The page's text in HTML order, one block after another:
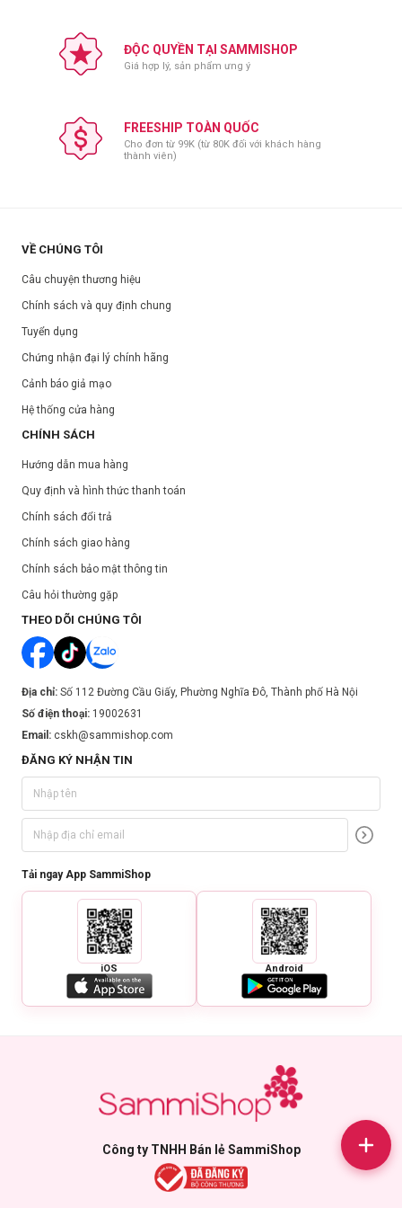
Ngày sản xuất:
ĐỘC QUYỀN TẠI SAMMISHOP
Giá hợp lý, sản phẩm ưng ý
FREESHIP TOÀN QUỐC
Cho đơn từ 99K (từ 80K đối với khách hàng
thành viên)
VỀ CHÚNG TÔI
Câu chuyện thương hiệu
Chính sách và quy định chung
Tuyển dụng
Chứng nhận đại lý chính hãng
Cảnh báo giả mạo
Hệ thống cửa hàng
CHÍNH SÁCH
Hướng dẫn mua hàng
Quy định và hình thức thanh toán
Chính sách đổi trả
Chính sách giao hàng
Chính sách bảo mật thông tin
Câu hỏi thường gặp
THEO DÕI CHÚNG TÔI
Địa chỉ: Số 112 Đường Cầu Giấy, Phường Nghĩa Đô, Thành phố Hà Nội
Số điện thoại: 19002631
Email: cskh@sammishop.com
ĐĂNG KÝ NHẬN TIN
Tải ngay App SammiShop
iOS Android
Công ty TNHH Bán lẻ SammiShop